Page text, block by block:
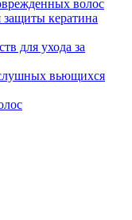
волос
кератина
для ухода за
вьющихся